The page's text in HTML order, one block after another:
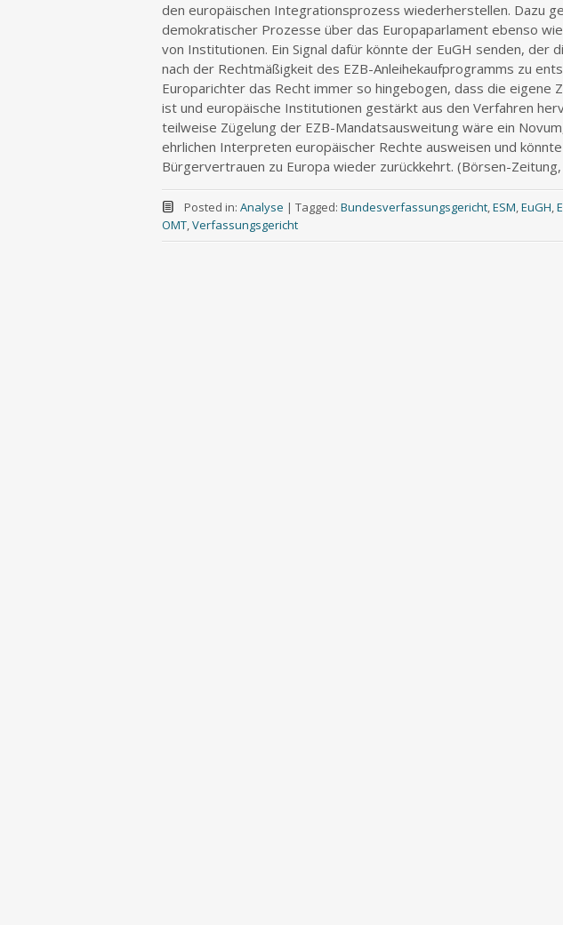
den europäischen Integrationsprozess wiederherstellen. Dazu
demokratischer Prozesse über das Europaparlament ebenso
von Institutionen. Ein Signal dafür könnte der EuGH senden, der
nach der Rechtmäßigkeit des EZB-Anleihekaufprogramms zu
Europarichter das Recht immer so hingebogen, dass die eigene
ist und europäische Institutionen gestärkt aus den Verfahren
teilweise Zügelung der EZB-Mandatsausweitung wäre ein
ehrlichen Interpreten europäischer Rechte ausweisen und
Bürgervertrauen zu Europa wieder zurückkehrt. (Börsen-
Posted in: Analyse | Tagged: Bundesverfassungsgericht,ESM,EuGH,
OMT,Verfassungsgericht